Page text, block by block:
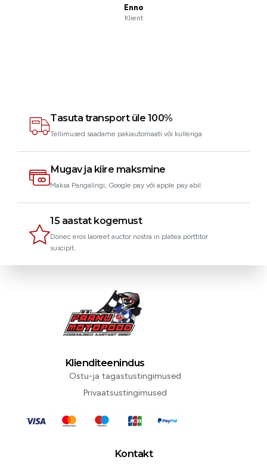
Enno
Klient
Tasuta transport üle 100%
Tellimused saadame pakiautomaati või kulleriga
Mugav ja kiire maksmine
Maksa Pangalingi, Google pay või apple pay abil
15 aastat kogemust
Donec eros laoreet auctor nostra in platea porttitor
suscipit.
Klienditeenindus
Ostu-ja tagastustingimused
Privaatsustingimused
Kontakt